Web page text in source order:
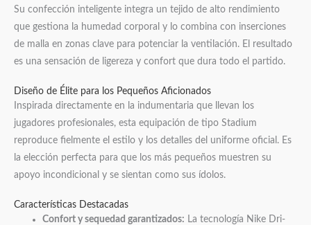
Su confección inteligente integra un tejido de alto rendimiento
que gestiona la humedad corporal y lo combina con inserciones
de malla en zonas clave para potenciar la ventilación. El resultado
es una sensación de ligereza y confort que dura todo el partido.
Diseño de Élite para los Pequeños Aficionados
Inspirada directamente en la indumentaria que llevan los
jugadores profesionales, esta equipación de tipo Stadium
reproduce fielmente el estilo y los detalles del uniforme oficial. Es
la elección perfecta para que los más pequeños muestren su
apoyo incondicional y se sientan como sus ídolos.
Características Destacadas
Confort y sequedad garantizados: La tecnología Nike Dri-